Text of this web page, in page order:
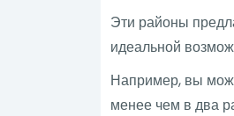
Эти районы
идеальной
Например, вы
менее чем в два